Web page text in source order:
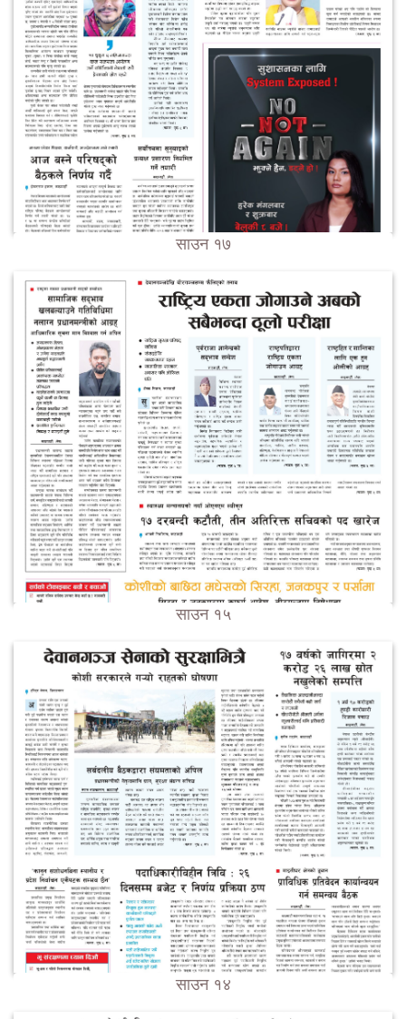
साउन १७
साउन १५
साउन १४